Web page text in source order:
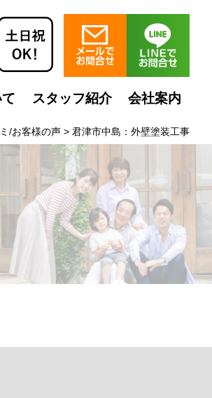
スタッフ紹介 会社案内
/お客様の声 > 君津市中島：外壁塗装工事